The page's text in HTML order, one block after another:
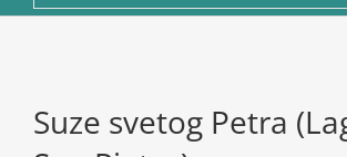
Suze svetog Petra